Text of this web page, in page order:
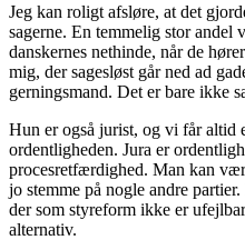
Jeg kan roligt afsløre, at det
sagerne. En temmelig stor andel
danskernes nethinde, når de
mig, der sagesløst går ned ad
gerningsmand. Det er bare ikke
Hun er også jurist, og vi får altid
ordentligheden. Jura er
procesretfærdighed. Man kan
jo stemme på nogle andre
der som styreform ikke er
alternativ.